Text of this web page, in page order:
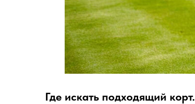
Где искать подходящий корт.